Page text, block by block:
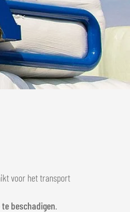
voor het transport
beschadigen